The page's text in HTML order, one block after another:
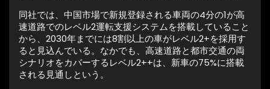
同社では、中国市場で新規登録される車両の4分の1が高
速道路でのレベル2運転支援システムを搭載していること
から、2030年までには8割以上の車がレベル2+を採用す
ると見込んでいる。なかでも、高速道路と都市交通の両
シナリオをカバーするレベル2++は、新車の75%に搭載
される見通しという。